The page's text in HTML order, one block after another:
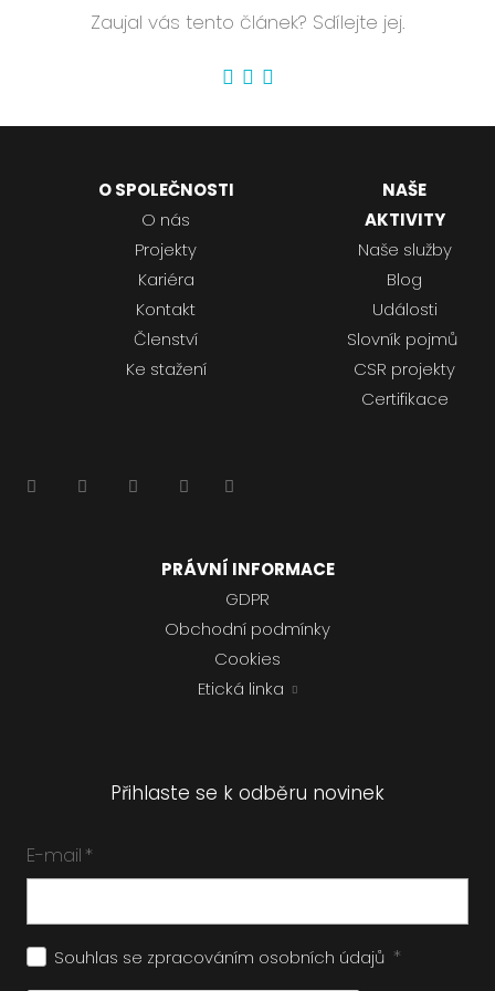
Zaujal vás tento článek? Sdílejte jej.
O SPOLEČNOSTI
O nás
Projekty
Kariéra
Kontakt
Členství
Ke stažení
NAŠE
AKTIVITY
Naše služby
Blog
Události
Slovník pojmů
CSR projekty
Certifikace
PRÁVNÍ INFORMACE
GDPR
Obchodní podmínky
Cookies
Etická linka
Přihlaste se k odběru novinek
E-mail *
Souhlas se zpracováním osobních údajů *